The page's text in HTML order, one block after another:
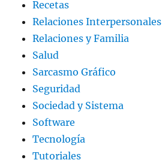
Recetas
Relaciones Interpersonales
Relaciones y Familia
Salud
Sarcasmo Gráfico
Seguridad
Sociedad y Sistema
Software
Tecnología
Tutoriales